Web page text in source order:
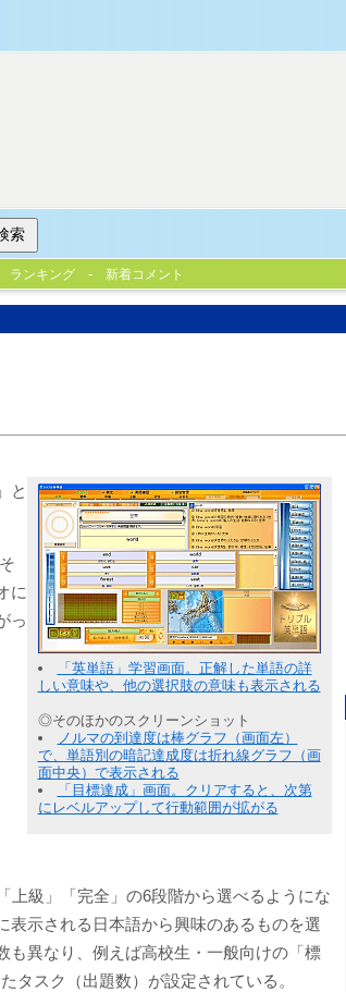
ランキング 新着コメント
「英単語」学習画面。正解した単語の詳
しい意味や、他の選択肢の意味も表示される
◎そのほかのスクリーンショット
ノルマの到達度は棒グラフ（画面左）
で、単語別の暗記達成度は折れ線グラフ（画
面中央）で表示される
「目標達成」画面。クリアすると、次第
にレベルアップして行動範囲が拡がる
と
に
っ
上級」「完全」の6段階から選べるようにな
表示される日本語から興味のあるものを選
も異なり、例えば高校生・一般向けの「標
タスク（出題数）が設定されている。